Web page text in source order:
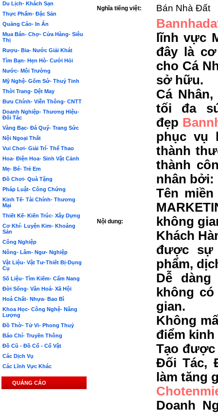
Du Lịch- Khách Sạn
Thực Phẩm- Đặc Sản
Quảng Cáo- In Ấn
Mua Bán- Chợ- Cửa Hàng- Siêu
Thị
Rượu- Bia- Nước Giải Khát
Tìm Bạn- Hẹn Hò- Cưới Hỏi
Nước- Môi Trường
Mỹ Nghệ- Gốm Sứ- Thuỷ Tinh
Thời Trang- Dệt May
Bưu Chính- Viễn Thông- CNTT
Doanh Nghiệp- Thương Hiệu-
Đối Tác
Vàng Bạc- Đá Quý- Trang Sức
Nội Ngoại Thất
Vui Chơi- Giải Trí- Thể Thao
Hoa- Điện Hoa- Sinh Vật Cảnh
Mẹ- Bé- Trẻ Em
Đồ Chơi- Quà Tặng
Pháp Luật- Công Chứng
Kinh Tế- Tài Chính- Thương
Mại
Thiết Kế- Kiến Trúc- Xây Dựng
Cơ Khí- Luyện Kim- Khoáng
Sản
Công Nghiệp
Nông- Lâm- Ngư- Nghiệp
Vật Liệu- Vật Tư-Thiết Bị-Dụng
Cụ
Số Liệu- Tìm Kiếm- Cẩm Nang
Đời Sống- Văn Hoá- Xã Hội
Hoá Chất- Nhựa- Bao Bì
Khoa Học- Công Nghệ- Năng
Lượng
Đồ Thờ- Tử Vi- Phong Thuỷ
Báo Chí- Truyền Thông
Đồ Cũ - Đồ Cổ - Cổ Vật
Các Dịch Vụ
Các Lĩnh Vực Khác
QUẢNG CÁO
Nghĩa tiếng việt: Bán Nhà Đất
Nội dung:
lĩnh vực
đây là
cho Cá
sở hữu.
Cá
tối đa
đẹp
phục vụ
thành
thành
nhân bởi:
Tên
không
Khách
được sự
phẩm,
Dễ
không
gian.
Không
điểm kinh
Tạo được
Đối Tác,
làm tăng
Doanh